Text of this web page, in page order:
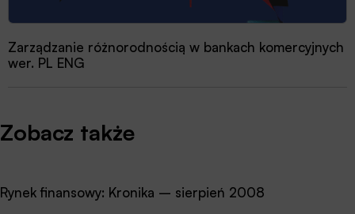
Zarządzanie różnorodnością w bankach komercyjnych
wer. PL ENG
Zobacz także
Rynek finansowy: Kronika – sierpień 2008